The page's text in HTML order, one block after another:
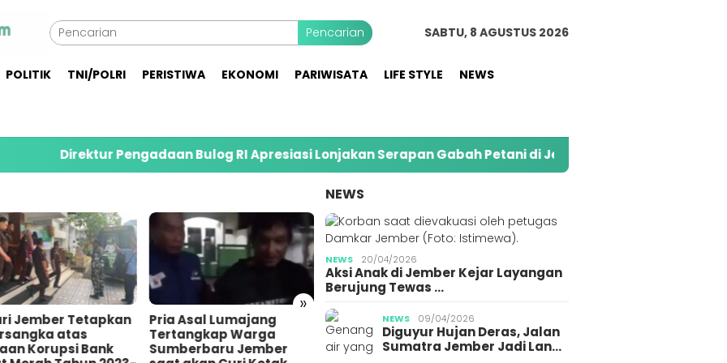
Pencarian SABTU, 8 AGUSTUS 2026
POLITIK TNI/POLRI PERISTIWA EKONOMI PARIWISATA LIFE STYLE NEWS
Direktur Pengadaan Bulog RI Apresiasi Lonjakan Serapan Gabah Petani di Jember
»
Lumajang
Warga
Jember
Pemuda di Gumukmas
Jember Bunuh Teman
Sendiri Gegara
Bareskrim Polri Tangkap
10 Orang Diduga
Penimbun BBM Subsidi di
Polres Jember Tangkap
NEWS
NEWS 20/04/2026
Aksi Anak di Jember Kejar Layangan
Berujung Tewas …
NEWS 09/04/2026
Diguyur Hujan Deras, Jalan
Sumatra Jember Jadi Lan…